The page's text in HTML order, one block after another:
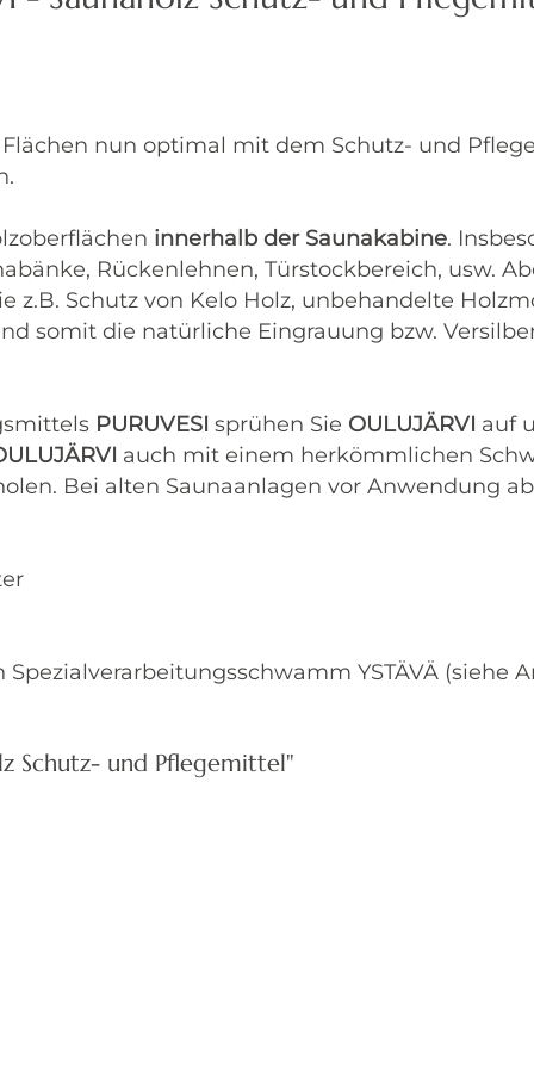
nun optimal mit dem Schutz- und
innerhalb der Saunakabine.
Rückenlehnen, Türstockbereich, usw.
z.B. Schutz von Kelo Holz, unbehandelte
somit die natürliche Eingrauung bzw.
PURUVESI sprühen Sie OULUJÄRVI auf
auch mit einem herkömmlichen
Bei alten Saunaanlagen vor Anwendung
YSTÄVÄ (siehe
Schutz- und Pflegemittel"